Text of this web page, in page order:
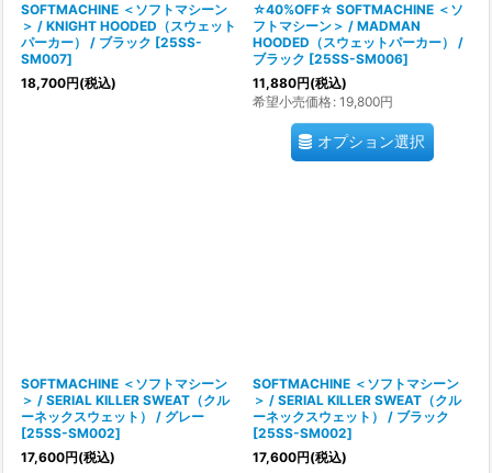
SOFTMACHINE ＜ソフトマシーン
＞ / KNIGHT HOODED（スウェット
パーカー） / ブラック [25SS-
SM007]
18,700円(税込)
☆40%OFF☆ SOFTMACHINE ＜ソ
フトマシーン＞ / MADMAN
HOODED（スウェットパーカー） /
ブラック [25SS-SM006]
11,880円(税込)
希望小売価格: 19,800円
オプション選択
SOFTMACHINE ＜ソフトマシーン
＞ / SERIAL KILLER SWEAT（クル
ーネックスウェット） / グレー
[25SS-SM002]
17,600円(税込)
SOFTMACHINE ＜ソフトマシーン
＞ / SERIAL KILLER SWEAT（クル
ーネックスウェット） / ブラック
[25SS-SM002]
17,600円(税込)